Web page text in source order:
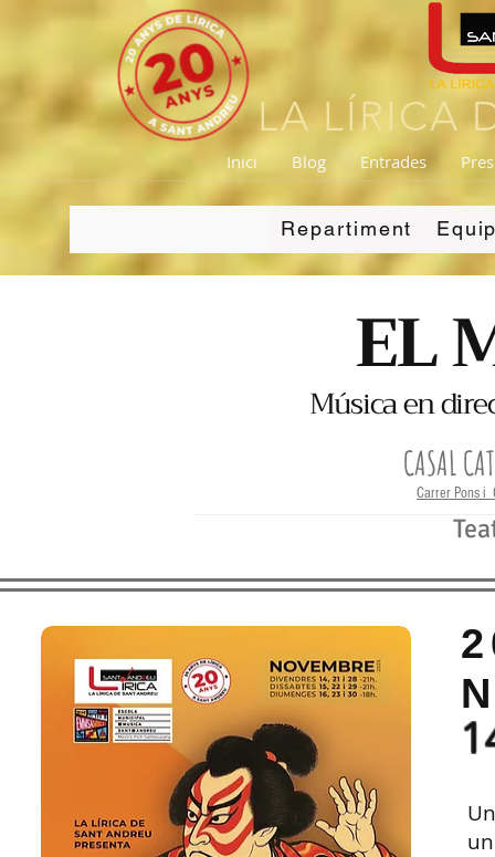
LA LÍRICA
Inici Blog Entrades
Repartiment
EL
Música en
CASAL
Carrer Pons i